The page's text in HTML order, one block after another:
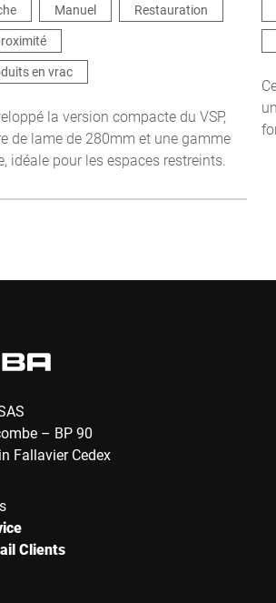
que j'accepte l'utilisation de mes
cette demande De plus amples informations
dans leDéclaration de protection des
Click to start verification
Friendly Captcha ⇗
Manuel
Restauration
en vrac
la version compacte du VSP,
de lame de 280mm et une gamme
idéale pour les espaces restreints.
– BP 90
Fallavier Cedex
Clients